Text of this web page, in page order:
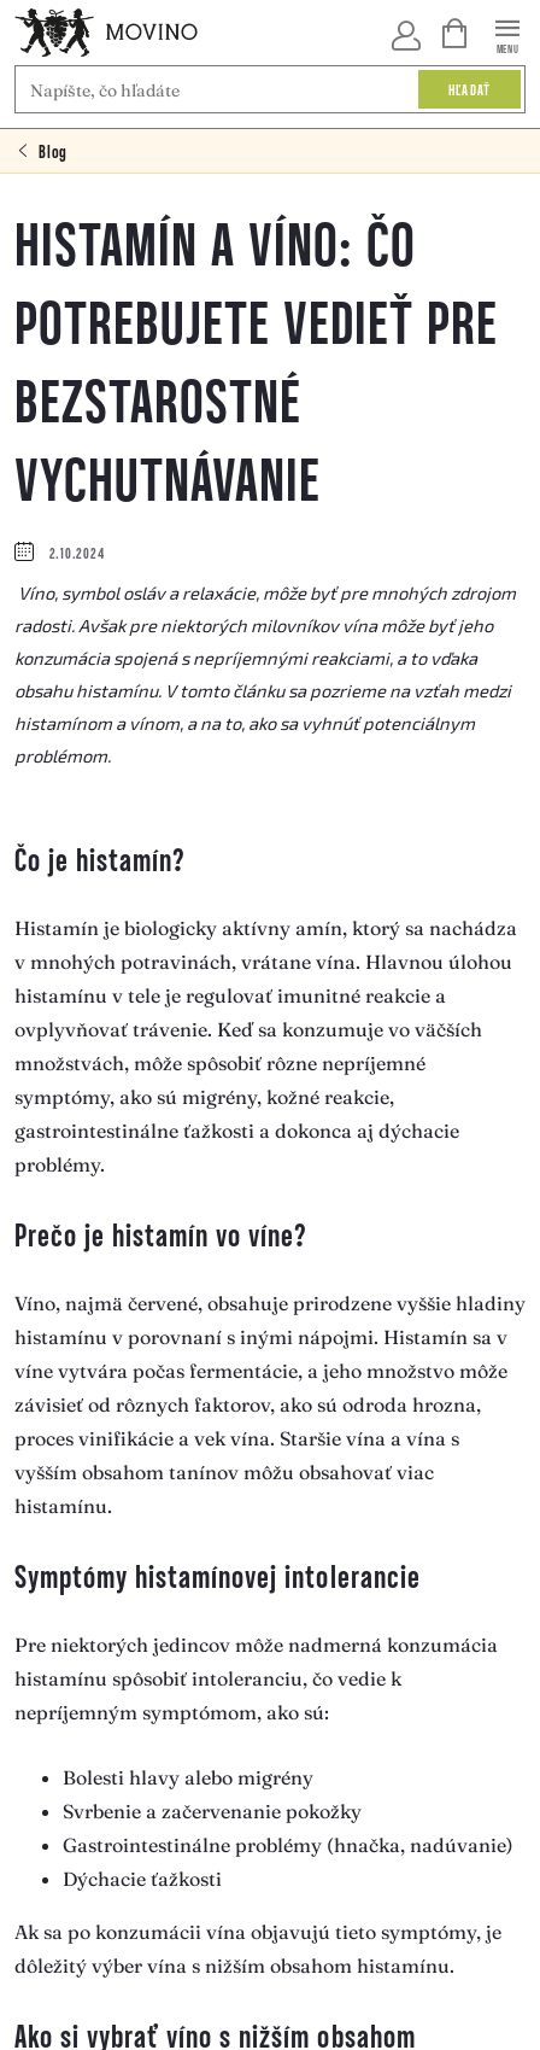
Prejsť
obsah
HĽADAŤ
NÁKUPNÝ
KOŠÍK
Blog
HISTAMÍN A VÍNO: ČO
POTREBUJETE VEDIEŤ PRE
BEZSTAROSTNÉ
VYCHUTNÁVANIE
2.10.2024
Víno, symbol osláv a relaxácie, môže byť pre mnohých zdrojom
radosti. Avšak pre niektorých milovníkov vína môže byť jeho
konzumácia spojená s nepríjemnými reakciami, a to vďaka
obsahu histamínu. V tomto článku sa pozrieme na vzťah medzi
histamínom a vínom, a na to, ako sa vyhnúť potenciálnym
problémom.
Čo je histamín?
Histamín je biologicky aktívny amín, ktorý sa nachádza
v mnohých potravinách, vrátane vína. Hlavnou úlohou
histamínu v tele je regulovať imunitné reakcie a
ovplyvňovať trávenie. Keď sa konzumuje vo väčších
množstvách, môže spôsobiť rôzne nepríjemné
symptómy, ako sú migrény, kožné reakcie,
gastrointestinálne ťažkosti a dokonca aj dýchacie
problémy.
Prečo je histamín vo víne?
Víno, najmä červené, obsahuje prirodzene vyššie hladiny
histamínu v porovnaní s inými nápojmi. Histamín sa v
víne vytvára počas fermentácie, a jeho množstvo môže
závisieť od rôznych faktorov, ako sú odroda hrozna,
proces vinifikácie a vek vína. Staršie vína a vína s
vyšším obsahom tanínov môžu obsahovať viac
histamínu.
Symptómy histamínovej intolerancie
Pre niektorých jedincov môže nadmerná konzumácia
histamínu spôsobiť intoleranciu, čo vedie k
nepríjemným symptómom, ako sú:
Bolesti hlavy alebo migrény
Svrbenie a začervenanie pokožky
Gastrointestinálne problémy (hnačka, nadúvanie)
Dýchacie ťažkosti
Ak sa po konzumácii vína objavujú tieto symptómy, je
dôležitý výber vína s nižším obsahom histamínu.
Ako si vybrať víno s nižším obsahom